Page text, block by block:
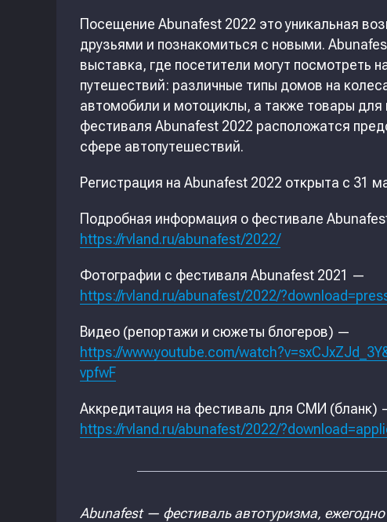
Посещение Abunafest 2022 это уникальная
друзьями и познакомиться с новыми.
выставка, где посетители могут посмотреть
путешествий: различные типы домов на
автомобили и мотоциклы, а также товары для
фестиваля Abunafest 2022 расположатся
сфере автопутешествий.
Регистрация на Abunafest 2022 открыта с 31
Подробная информация о фестивале
https://rvland.ru/abunafest/2022/
Фотографии с фестиваля Abunafest 2021 —
https://rvland.ru/abunafest/2022/
Видео (репортажи и сюжеты блогеров) —
https://www.youtube.com/
vpfwF
Аккредитация на фестиваль для СМИ (бланк)
https://rvland.ru/abunafest/2022/
Abunafest — фестиваль автотуризма,